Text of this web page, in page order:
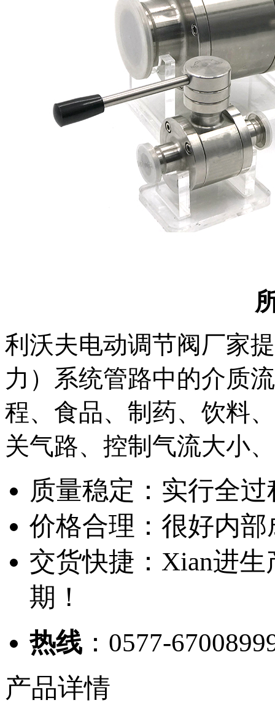
利沃夫电动调节阀厂家
力）系统管路中的介质
程、食品、制药、饮料
关气路、控制气流大小
质量稳定：实行全
价格合理：很好内
交货快捷：Xian进
期！
热线 ：0577-
产品详情